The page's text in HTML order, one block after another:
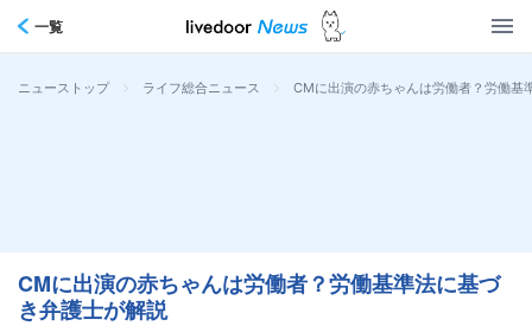
一覧
ニューストップ > ライフ総合ニュース > CMに出演の赤ちゃんは労働者？労働基
CMに出演の赤ちゃんは労働者？労働基準法に基づ
き弁護士が解説